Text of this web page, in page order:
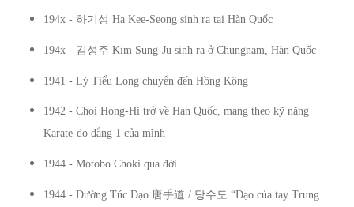
194x - 하기성 Ha Kee-Seong sinh ra tại Hàn Quốc
194x - 김성주 Kim Sung-Ju sinh ra ở Chungnam, Hàn Quốc
1941 - Lý Tiểu Long chuyển đến Hồng Kông
1942 - Choi Hong-Hi trở về Hàn Quốc, mang theo kỹ năng
Karate-do đẳng 1 của mình
1944 - Motobo Choki qua đời
1944 - Đường Túc Đạo 唐手道 / 당수도 “Đạo của tay Trung